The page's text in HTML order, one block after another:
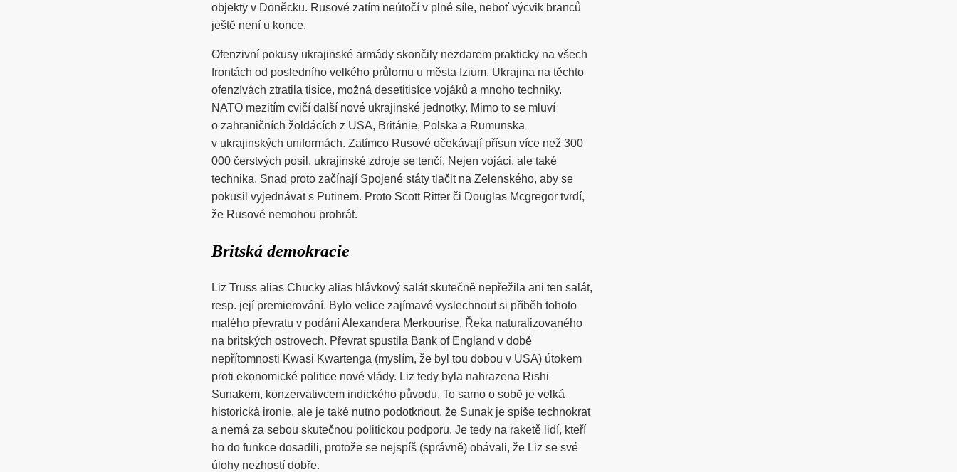
objekty v Doněcku. Rusové zatím neútočí v plné síle, neboť výcvik branců
ještě není u konce.
Ofenzivní pokusy ukrajinské armády skončily nezdarem prakticky na všech
frontách od posledního velkého průlomu u města Izium. Ukrajina na těchto
ofenzívách ztratila tisíce, možná desetitisíce vojáků a mnoho techniky.
NATO mezitím cvičí další nové ukrajinské jednotky. Mimo to se mluví
o zahraničních žoldácích z USA, Británie, Polska a Rumunska
v ukrajinských uniformách. Zatímco Rusové očekávají přísun více než 300
000 čerstvých posil, ukrajinské zdroje se tenčí. Nejen vojáci, ale také
technika. Snad proto začínají Spojené státy tlačit na Zelenského, aby se
pokusil vyjednávat s Putinem. Proto Scott Ritter či Douglas Mcgregor tvrdí,
že Rusové nemohou prohrát.
Britská demokracie
Liz Truss alias Chucky alias hlávkový salát skutečně nepřežila ani ten salát,
resp. její premierování. Bylo velice zajímavé vyslechnout si příběh tohoto
malého převratu v podání Alexandera Merkourise, Řeka naturalizovaného
na britských ostrovech. Převrat spustila Bank of England v době
nepřítomnosti Kwasi Kwartenga (myslím, že byl tou dobou v USA) útokem
proti ekonomické politice nové vlády. Liz tedy byla nahrazena Rishi
Sunakem, konzervativcem indického původu. To samo o sobě je velká
historická ironie, ale je také nutno podotknout, že Sunak je spíše technokrat
a nemá za sebou skutečnou politickou podporu. Je tedy na raketě lidí, kteří
ho do funkce dosadili, protože se nejspíš (správně) obávali, že Liz se své
úlohy nezhostí dobře.